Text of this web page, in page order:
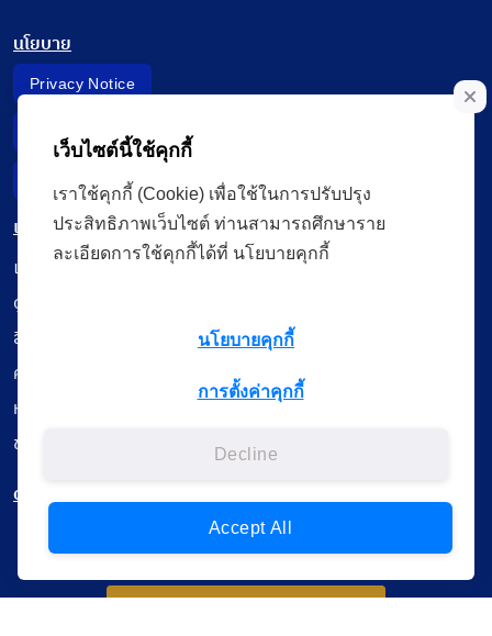
นโยบาย
Privacy Notice
Data Subject Right
Incident Report
เมนู
เรียนออนไลน์
ดูถ่ายทอดสด
สื่อการเรียนรู้
ค้นรายการหนังสือ
หนังสืออิเล็กทรอนิกส์
ข้อมูลผู้ใช้งาน
ดาวน์โหลดใช้งานบนแอปพลิเคชัน
เว็บไซต์นี้ใช้คุกกี้
เราใช้คุกกี้ (Cookie) เพื่อใช้ในการปรับปรุง
ประสิทธิภาพเว็บไซต์ ท่านสามารถศึกษาราย
ละเอียดการใช้คุกกี้ได้ที่ นโยบายคุกกี้
นโยบายคุกกี้
การตั้งค่าคุกกี้
Decline
Accept All